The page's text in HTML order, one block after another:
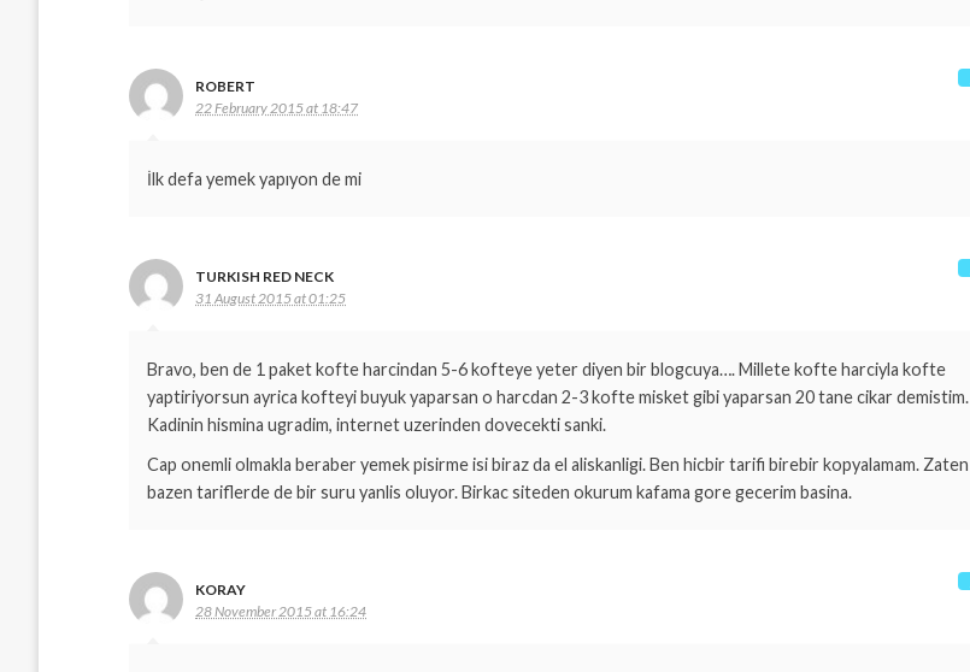
ROBERT
22 February 2015 at 18:47
İlk defa yemek yapıyon de mi
TURKISH RED NECK
31 August 2015 at 01:25
Bravo, ben de 1 paket kofte harcindan 5-6 kofteye yeter diyen bir blogcuya…. Millete kofte harciyla kofte
yaptiriyorsun ayrica kofteyi buyuk yaparsan o harcdan 2-3 kofte misket gibi yaparsan 20 tane cikar demistim.
Kadinin hismina ugradim, internet uzerinden dovecekti sanki.
Cap onemli olmakla beraber yemek pisirme isi biraz da el aliskanligi. Ben hicbir tarifi birebir kopyalamam. Zaten
bazen tariflerde de bir suru yanlis oluyor. Birkac siteden okurum kafama gore gecerim basina.
KORAY
28 November 2015 at 16:24